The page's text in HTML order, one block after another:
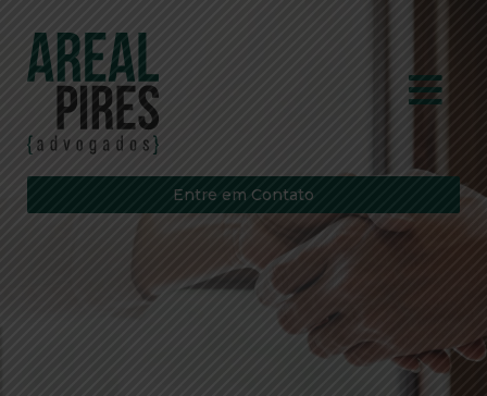
Entre em Contato